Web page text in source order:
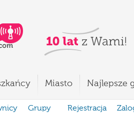
Miasto Najlepsze
Grupy Rejestracja